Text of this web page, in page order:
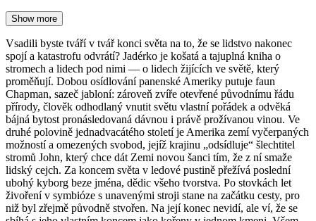
Show more
Vsadili byste tváří v tvář konci světa na to, že se lidstvo nakonec
spojí a katastrofu odvrátí? Jadérko je košatá a tajuplná kniha o
stromech a lidech pod nimi — o lidech žijících ve světě, který
proměňují. Dobou osídlování panenské Ameriky putuje faun
Chapman, sazeč jabloní: zároveň zvíře otevřené původnímu řádu
přírody, člověk odhodlaný vnutit světu vlastní pořádek a odvěká
bájná bytost pronásledovaná dávnou i právě prožívanou vinou. Ve
druhé polovině jednadvacátého století je Amerika zemí vyčerpaných
možností a omezených svobod, jejíž krajinu „odsídluje“ šlechtitel
stromů John, který chce dát Zemi novou šanci tím, že z ní smaže
lidský cejch. Za koncem světa v ledové pustině přežívá poslední
ubohý kyborg beze jména, dědic všeho tvorstva. Po stovkách let
živoření v symbióze s unavenými stroji stane na začátku cesty, pro
niž byl zřejmě původně stvořen. Na její konec nevidí, ale ví, že se